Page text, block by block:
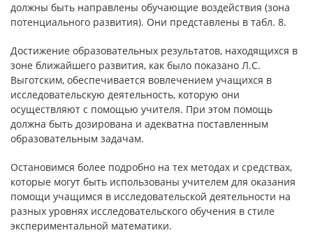
должны быть направлены обучающие воздействия (зона
потенциального развития). Они представлены в табл. 8.
Достижение образовательных результатов, находящихся в
зоне ближайшего развития, как было показано Л.С.
Выготским, обеспечивается вовлечением учащихся в
исследовательскую деятельность, которую они
осуществляют с помощью учителя. При этом помощь
должна быть дозирована и адекватна поставленным
образовательным задачам.
Остановимся более подробно на тех методах и средствах,
которые могут быть использованы учителем для оказания
помощи учащимся в исследовательской деятельности на
разных уровнях исследовательского обучения в стиле
экспериментальной математики.